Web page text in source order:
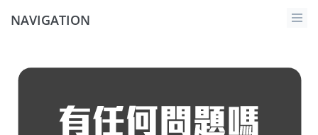
NAVIGATION